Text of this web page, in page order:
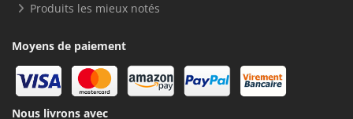
Produits les mieux notés
Moyens de paiement
Nous livrons avec